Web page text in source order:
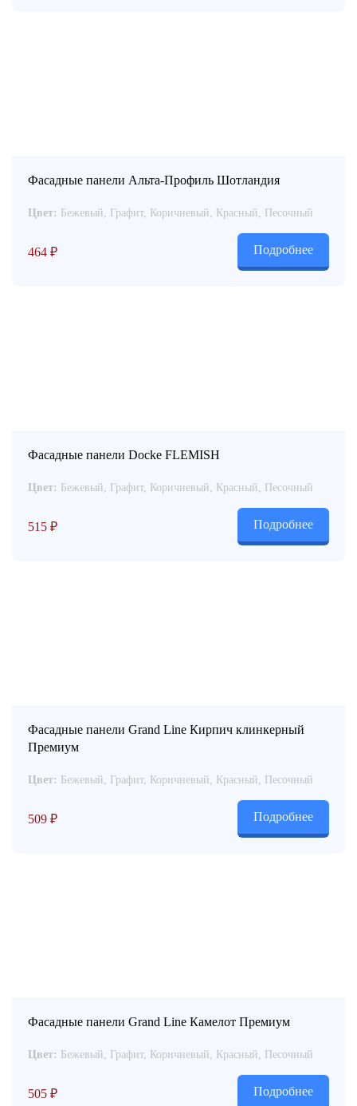
Фасадные панели Альта-Профиль Шотландия
Цвет: Бежевый, Графит, Коричневый, Красный, Песочный
464 ₽ Подробнее
Фасадные панели Docke FLEMISH
Цвет: Бежевый, Графит, Коричневый, Красный, Песочный
515 ₽ Подробнее
Фасадные панели Grand Line Кирпич клинкерный
Премиум
Цвет: Бежевый, Графит, Коричневый, Красный, Песочный
509 ₽ Подробнее
Фасадные панели Grand Line Камелот Премиум
Цвет: Бежевый, Графит, Коричневый, Красный, Песочный
505 ₽ Подробнее